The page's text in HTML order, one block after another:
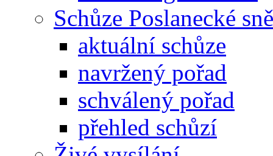
Schůze Poslanecké
aktuální schůze
navržený pořad
schválený pořad
přehled schůzí